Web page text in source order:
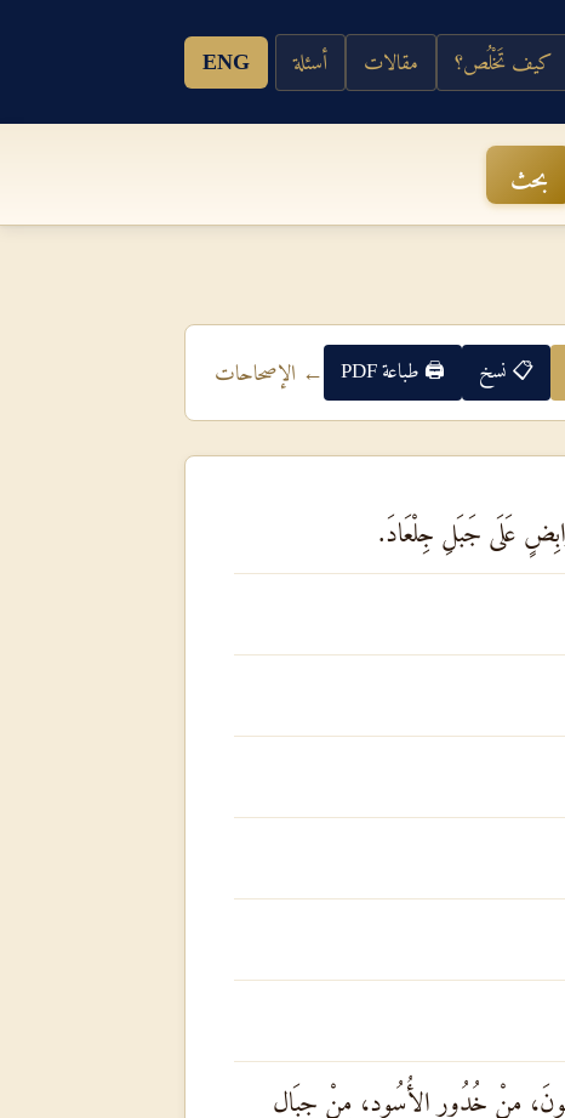
كيف تَخْلُص؟ مقالات أسئلة ENG
بحث
📋 نسخ 🖨 طباعة PDF ← الإصحاحات
عَلَى جَبَلِ جِلْعَادَ.
مِنْ خُدُورِ الأُسُودِ، مِنْ جِبَالِ